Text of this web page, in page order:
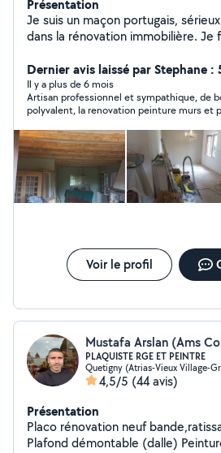
Présentation
Je suis un maçon portugais,
dans la rénovation immobilière. Je
dalle en béton, aglos,
contacter
Dernier avis laissé par Stephane :
Il y a plus de 6 mois
Artisan professionnel et sympathique, de
polyvalent, la renovation peinture murs et plafonds de notre 3
sans probleme la prochaine fois!
Voir le profil
Mustafa Arslan (Ams
PLAQUISTE RGE ET PEINTRE
Quetigny (Atrias-Vieux Village-
4,5/5 (44 avis)
Présentation
Placo rénovation neuf
Plafond démontable (dalle)